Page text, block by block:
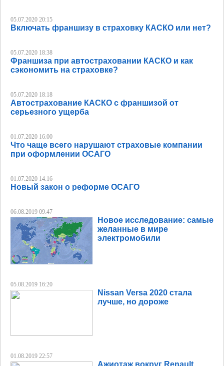
05.07.2020 20:15
Включать франшизу в страховку КАСКО или нет?
05.07.2020 18:38
Франшиза при автостраховании КАСКО и как
сэкономить на страховке?
05.07.2020 18:18
Автострахование КАСКО с франшизой от
серьезного ущерба
01.07.2020 16:00
Что чаще всего нарушают страховые компании
при оформлении ОСАГО
01.07.2020 14:16
Новый закон о реформе ОСАГО
06.08.2019 09:47
Новое исследование: самые
желанные в мире
электромобили
05.08.2019 16:20
Nissan Versa 2020 стала
лучше, но дороже
01.08.2019 22:57